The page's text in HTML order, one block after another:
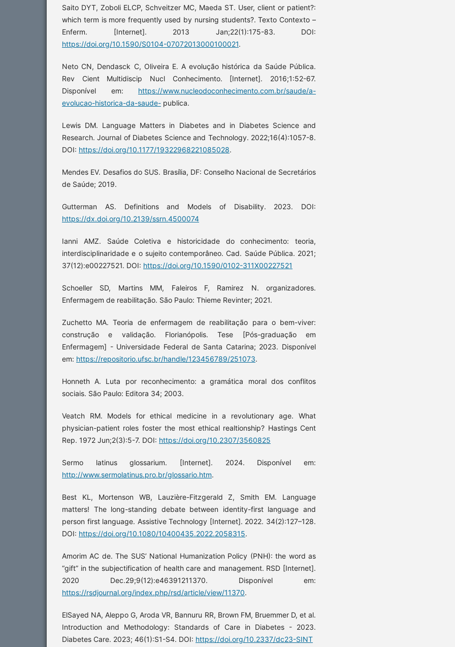
Saito DYT, Zoboli ELCP, Schveitzer MC, Maeda ST. User, client or patient?:
which term is more frequently used by nursing students?. Texto Contexto –
Enferm. [Internet]. 2013 Jan;22(1):175-83. DOI:
https://doi.org/10.1590/S0104-07072013000100021.
Neto CN, Dendasck C, Oliveira E. A evolução histórica da Saúde Pública.
Rev Cient Multidiscip Nucl Conhecimento. [Internet]. 2016;1:52-67.
Disponível em: https://www.nucleodoconhecimento.com.br/saude/a-
evolucao-historica-da-saude- publica.
Lewis DM. Language Matters in Diabetes and in Diabetes Science and
Research. Journal of Diabetes Science and Technology. 2022;16(4):1057-8.
DOI: https://doi.org/10.1177/19322968221085028.
Mendes EV. Desafios do SUS. Brasília, DF: Conselho Nacional de Secretários
de Saúde; 2019.
Gutterman AS. Definitions and Models of Disability. 2023. DOI:
https://dx.doi.org/10.2139/ssrn.4500074
Ianni AMZ. Saúde Coletiva e historicidade do conhecimento: teoria,
interdisciplinaridade e o sujeito contemporâneo. Cad. Saúde Pública. 2021;
37(12):e00227521. DOI: https://doi.org/10.1590/0102-311X00227521
Schoeller SD, Martins MM, Faleiros F, Ramirez N. organizadores.
Enfermagem de reabilitação. São Paulo: Thieme Revinter; 2021.
Zuchetto MA. Teoria de enfermagem de reabilitação para o bem-viver:
construção e validação. Florianópolis. Tese [Pós-graduação em
Enfermagem] - Universidade Federal de Santa Catarina; 2023. Disponível
em: https://repositorio.ufsc.br/handle/123456789/251073.
Honneth A. Luta por reconhecimento: a gramática moral dos conflitos
sociais. São Paulo: Editora 34; 2003.
Veatch RM. Models for ethical medicine in a revolutionary age. What
physician-patient roles foster the most ethical realtionship? Hastings Cent
Rep. 1972 Jun;2(3):5-7. DOI: https://doi.org/10.2307/3560825
Sermo latinus glossarium. [Internet]. 2024. Disponível em:
http://www.sermolatinus.pro.br/glossario.htm.
Best KL, Mortenson WB, Lauzière-Fitzgerald Z, Smith EM. Language
matters! The long-standing debate between identity-first language and
person first language. Assistive Technology [Internet]. 2022. 34(2):127–128.
DOI: https://doi.org/10.1080/10400435.2022.2058315.
Amorim AC de. The SUS’ National Humanization Policy (PNH): the word as
“gift” in the subjectification of health care and management. RSD [Internet].
2020 Dec.29;9(12):e46391211370. Disponível em:
https://rsdjournal.org/index.php/rsd/article/view/11370.
ElSayed NA, Aleppo G, Aroda VR, Bannuru RR, Brown FM, Bruemmer D, et al.
Introduction and Methodology: Standards of Care in Diabetes - 2023.
Diabetes Care. 2023; 46(1):S1-S4. DOI: https://doi.org/10.2337/dc23-SINT